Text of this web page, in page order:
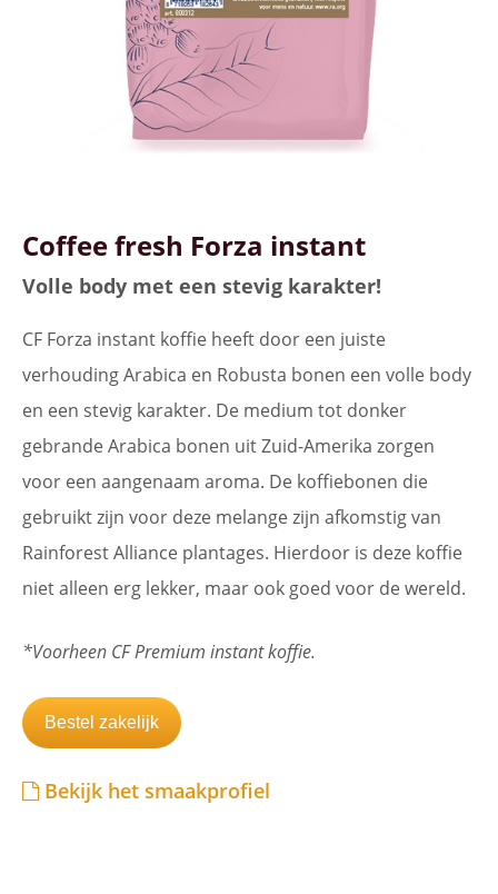
Coffee fresh Forza instant
Volle body met een stevig karakter!
CF Forza instant koffie heeft door een juiste
verhouding Arabica en Robusta bonen een volle body
en een stevig karakter. De medium tot donker
gebrande Arabica bonen uit Zuid-Amerika zorgen
voor een aangenaam aroma. De koffiebonen die
gebruikt zijn voor deze melange zijn afkomstig van
Rainforest Alliance plantages. Hierdoor is deze koffie
niet alleen erg lekker, maar ook goed voor de wereld.
*Voorheen CF Premium instant koffie.
Bestel zakelijk
Bekijk het smaakprofiel